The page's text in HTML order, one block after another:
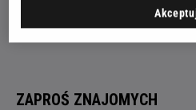
ZAPROŚ ZNAJOMYCH